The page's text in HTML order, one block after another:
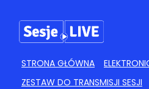
STRONA GŁÓWNA
ZESTAW DO TRANSMISJI SESJI